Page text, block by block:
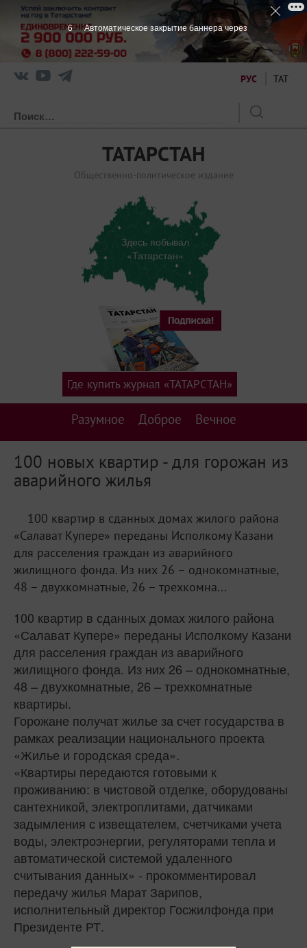
РУС ТАТ
ТАТАРСТАН
Общественно-политическое издание
Здесь побывал
«Татарстан»
Разумное Доброе Вечное
Где купить журнал «ТАТАРСТАН»
100 новых квартир - для горожан из
аварийного жилья
100 квартир в сданных домах жилого района
«Салават Купере» переданы Исполкому Казани
для расселения граждан из аварийного
жилищного фонда. Из них 26 – однокомнатные,
48 – двухкомнатные, 26 – трехкомна...
100 квартир в сданных домах жилого района
«Салават Купере» переданы Исполкому Казани
для расселения граждан из аварийного
жилищного фонда. Из них 26 – однокомнатные,
48 – двухкомнатные, 26 – трехкомнатные
квартиры.
Горожане получат жилье за счет государства в
рамках реализации национального проекта
«Жилье и городская среда».
«Квартиры передаются готовыми к
проживанию: в чистовой отделке, оборудованы
сантехникой, электроплитами, датчиками
задымления с извещателем, счетчиками учета
воды, электроэнергии, регуляторами тепла и
автоматической системой удаленного
считывания данных» - прокомментировал
передачу жилья Марат Зарипов,
исполнительный директор Госжилфонда при
Президенте РТ.
6 Автоматическое закрытие баннера через